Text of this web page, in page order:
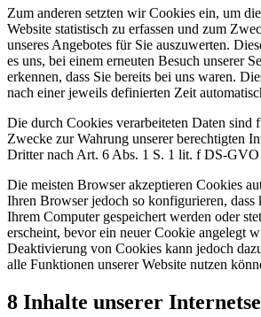
Zum anderen setzten wir Cookies ein, um
Website statistisch zu erfassen und zum
unseres Angebotes für Sie auszuwerten.
es uns, bei einem erneuten Besuch unserer
erkennen, dass Sie bereits bei uns waren.
nach einer jeweils definierten Zeit
Die durch Cookies verarbeiteten Daten sind
Zwecke zur Wahrung unserer berechtigten
Dritter nach Art. 6 Abs. 1 S. 1 lit. f DS-
Die meisten Browser akzeptieren Cookies
Ihren Browser jedoch so konfigurieren, dass
Ihrem Computer gespeichert werden oder
erscheint, bevor ein neuer Cookie angelegt
Deaktivierung von Cookies kann jedoch
alle Funktionen unserer Website nutzen
8 Inhalte unserer